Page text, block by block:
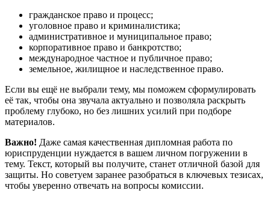
гражданское право и процесс;
уголовное право и криминалистика;
административное и муниципальное право;
корпоративное право и банкротство;
международное частное и публичное право;
земельное, жилищное и наследственное право.
Если вы ещё не выбрали тему, мы поможем сформулировать
её так, чтобы она звучала актуально и позволяла раскрыть
проблему глубоко, но без лишних усилий при подборе
материалов.
Важно! Даже самая качественная дипломная работа по
юриспруденции нуждается в вашем личном погружении в
тему. Текст, который вы получите, станет отличной базой для
защиты. Но советуем заранее разобраться в ключевых тезисах,
чтобы уверенно отвечать на вопросы комиссии.